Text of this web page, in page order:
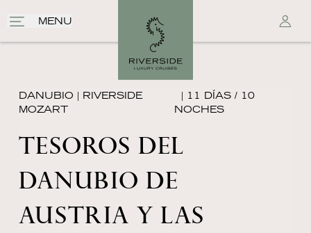
MENU
DANUBIO | RIVERSIDE
MOZART
| 11 DÍAS / 10
NOCHES
TESOROS DEL
DANUBIO DE
AUSTRIA Y LAS